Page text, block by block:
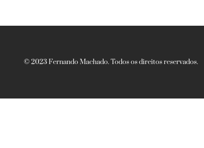
© 2023 Fernando Machado. Todos os direitos reservados.